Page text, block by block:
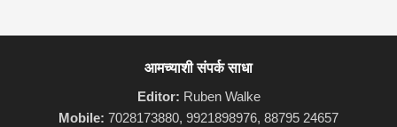
आमच्याशी संपर्क साधा
Editor: Ruben Walke
Mobile: 7028173880, 9921898976, 88795 24657